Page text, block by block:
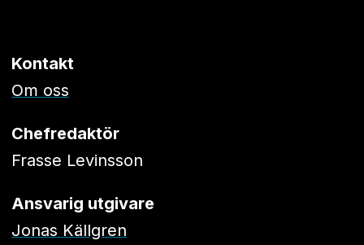
Kontakt
Om oss
Chefredaktör
Frasse Levinsson
Ansvarig utgivare
Jonas Källgren